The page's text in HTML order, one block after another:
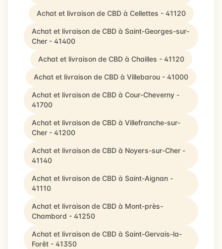
Achat et livraison de CBD à Cellettes - 41120
Achat et livraison de CBD à Saint-Georges-sur-
Cher - 41400
Achat et livraison de CBD à Chailles - 41120
Achat et livraison de CBD à Villebarou - 41000
Achat et livraison de CBD à Cour-Cheverny -
41700
Achat et livraison de CBD à Villefranche-sur-
Cher - 41200
Achat et livraison de CBD à Noyers-sur-Cher -
41140
Achat et livraison de CBD à Saint-Aignan -
41110
Achat et livraison de CBD à Mont-près-
Chambord - 41250
Achat et livraison de CBD à Saint-Gervais-la-
Forêt - 41350